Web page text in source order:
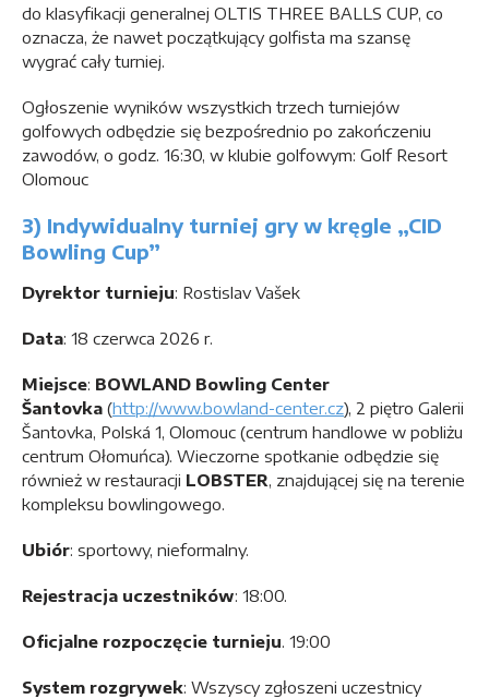
do klasyfikacji generalnej OLTIS THREE BALLS CUP, co
oznacza, że nawet początkujący golfista ma szansę
wygrać cały turniej.
Ogłoszenie wyników wszystkich trzech turniejów
golfowych odbędzie się bezpośrednio po zakończeniu
zawodów, o godz. 16:30, w klubie golfowym: Golf Resort
Olomouc
3) Indywidualny turniej gry w kręgle „CID
Bowling Cup”
Dyrektor turnieju: Rostislav Vašek
Data: 18 czerwca 2026 r.
Miejsce: BOWLAND Bowling Center
Šantovka (http://www.bowland-center.cz), 2 piętro Galerii
Šantovka, Polská 1, Olomouc (centrum handlowe w pobliżu
centrum Ołomuńca). Wieczorne spotkanie odbędzie się
również w restauracji LOBSTER , znajdującej się na terenie
kompleksu bowlingowego.
Ubiór: sportowy, nieformalny.
Rejestracja uczestników: 18:00.
Oficjalne rozpoczęcie turnieju . 19:00
System rozgrywek: Wszyscy zgłoszeni uczestnicy